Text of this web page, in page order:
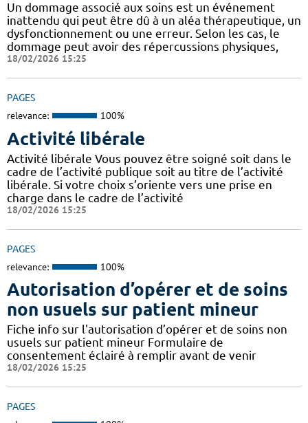
Un dommage associé aux soins est un événement
inattendu qui peut être dû à un aléa thérapeutique, un
dysfonctionnement ou une erreur. Selon les cas, le
dommage peut avoir des répercussions physiques,
18/02/2026 15:25
PAGES
relevance: 100%
Activité libérale
Activité libérale Vous pouvez être soigné soit dans le
cadre de l’activité publique soit au titre de l’activité
libérale. Si votre choix s’oriente vers une prise en
charge dans le cadre de l’activité
18/02/2026 15:25
PAGES
relevance: 100%
Autorisation d’opérer et de soins
non usuels sur patient mineur
Fiche info sur l'autorisation d’opérer et de soins non
usuels sur patient mineur Formulaire de
consentement éclairé à remplir avant de venir
18/02/2026 15:25
PAGES